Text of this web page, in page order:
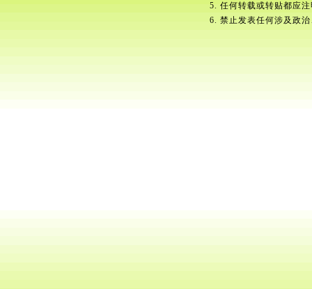
5. 任何转载或转贴都应
6. 禁止发表任何涉及政